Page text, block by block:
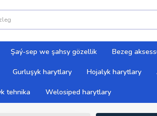
Şaý-sep we şahsy gözellik Bezeg
Gurluşyk harytlary Hojalyk harytlary
tehnika Welosiped harytlary